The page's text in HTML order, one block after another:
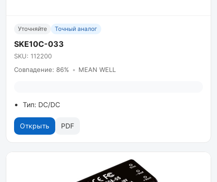
Уточняйте Точный аналог
SKE10C-033
SKU: 112200
Совпадение: 86% • MEAN WELL
Тип: DC/DC
Открыть PDF